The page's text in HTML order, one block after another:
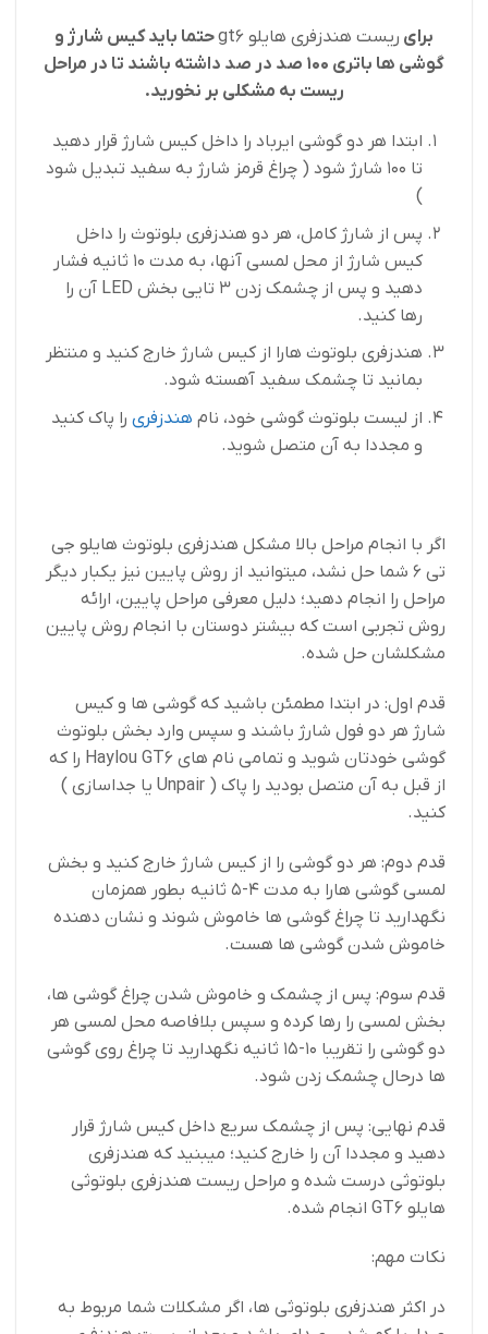
برای ریست هندزفری هایلو gt6
حتما باید کیس شارژ و
گوشی ها باتری 100 صد در صد داشته باشند تا در مراحل
ریست به مشکلی بر نخورید.
ابتدا هر دو گوشی ایرباد را داخل کیس شارژ قرار دهید
تا 100 شارژ شود ( چراغ قرمز شارژ به سفید تبدیل شود
)
پس از شارژ کامل، هر دو هندزفری بلوتوث را داخل
کیس شارژ از محل لمسی آنها، به مدت 10 ثانیه فشار
دهید و پس از چشمک زدن 3 تایی بخش LED آن را
رها کنید.
هندزفری بلوتوث هارا از کیس شارژ خارج کنید و منتظر
بمانید تا چشمک سفید آهسته شود.
از لیست بلوتوث گوشی خود، نام هندزفریرا پاک کنید
و مجددا به آن متصل شوید.
اگر با انجام مراحل بالا مشکل هندزفری بلوتوث هایلو جی
تی 6 شما حل نشد، میتوانید از روش پایین نیز یکبار دیگر
مراحل را انجام دهید؛ دلیل معرفی مراحل پایین، ارائه
روش تجربی است که بیشتر دوستان با انجام روش پایین
مشکلشان حل شده.
قدم اول: در ابتدا مطمئن باشید که گوشی ها و کیس
شارژ هر دو فول شارژ باشند و سپس وارد بخش بلوتوث
گوشی خودتان شوید و تمامی نام های Haylou GT6 را که
از قبل به آن متصل بودید را پاک ( Unpair یا جداسازی )
کنید.
قدم دوم: هر دو گوشی را از کیس شارژ خارج کنید و بخش
لمسی گوشی هارا به مدت 4-5 ثانیه بطور همزمان
نگهدارید تا چراغ گوشی ها خاموش شوند و نشان دهنده
خاموش شدن گوشی ها هست.
قدم سوم: پس از چشمک و خاموش شدن چراغ گوشی ها،
بخش لمسی را رها کرده و سپس بلافاصه محل لمسی هر
دو گوشی را تقریبا 10-15 ثانیه نگهدارید تا چراغ روی گوشی
ها درحال چشمک زدن شود.
قدم نهایی: پس از چشمک سریع داخل کیس شارژ قرار
دهید و مجددا آن را خارج کنید؛ میبنید که هندزفری
بلوتوثی درست شده و مراحل ریست هندزفری بلوتوثی
هایلو GT6 انجام شده.
نکات مهم:
در اکثر هندزفری بلوتوثی ها، اگر مشکلات شما مربوط به